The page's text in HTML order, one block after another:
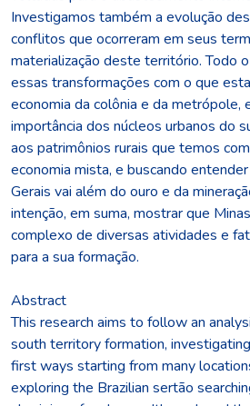
Investigamos também a evolução
conflitos que ocorreram em seus
materialização deste território. Todo
essas transformações com o que
economia da colônia e da metrópole,
importância dos núcleos urbanos do
aos patrimônios rurais que temos
economia mista, e buscando
Gerais vai além do ouro e da
intenção, em suma, mostrar que
complexo de diversas atividades e
para a sua formação.
Abstract
This research aims to follow an
south territory formation,
first ways starting from many
exploring the Brazilian sertão